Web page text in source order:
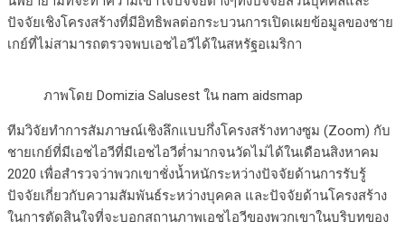
ปัจจัยเชิงโครงสร้างที่มีอิทธิพลต่อกระบวนการเปิดเผยข้อมูลของชาย
เกย์ที่ไม่สามารถตรวจพบเอชไอวีได้ในสหรัฐอเมริกา
ภาพโดย Domizia Salusest ใน nam aidsmap
ทีมวิจัยทำการสัมภาษณ์เชิงลึกแบบกึ่งโครงสร้างทางซูม (Zoom) กับ
ชายเกย์ที่มีเอชไอวีที่มีเอชไอวีต่ำมากจนวัดไม่ได้ในเดือนสิงหาคม
2020 เพื่อสำรวจว่าพวกเขาชั่งน้ำหนักระหว่างปัจจัยด้านการรับรู้
ปัจจัยเกี่ยวกับความสัมพันธ์ระหว่างบุคคล และปัจจัยด้านโครงสร้าง
ในการตัดสินใจที่จะบอกสถานภาพเอชไอวีของพวกเขาในบริบทของ